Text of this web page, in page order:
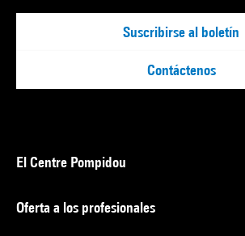
Suscribirse al boletín
Contáctenos
El Centre Pompidou
Oferta a los profesionales